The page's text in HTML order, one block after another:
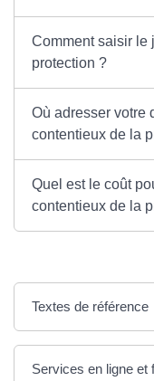
Comment saisir le
protection ?
Où adresser votre
contentieux de la
Quel est le coût
contentieux de la
Textes de référence
Services en ligne et